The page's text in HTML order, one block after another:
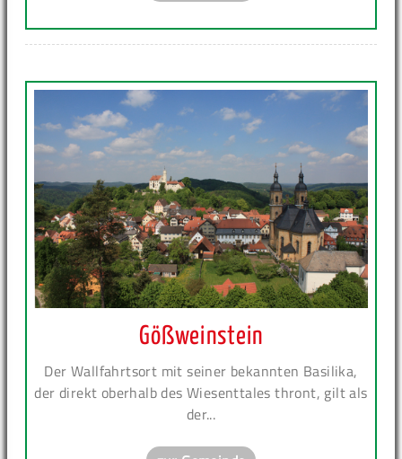
Gößweinstein
Der Wallfahrtsort mit seiner bekannten Basilika,
der direkt oberhalb des Wiesenttales thront, gilt als
der...